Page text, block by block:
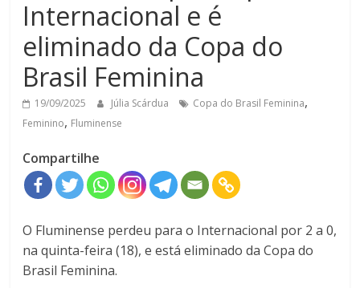
Internacional e é
eliminado da Copa do
Brasil Feminina
19/09/2025 Júlia Scárdua Copa do Brasil Feminina,
Feminino, Fluminense
Compartilhe
O Fluminense perdeu para o Internacional por 2 a 0,
na quinta-feira (18), e está eliminado da Copa do
Brasil Feminina.